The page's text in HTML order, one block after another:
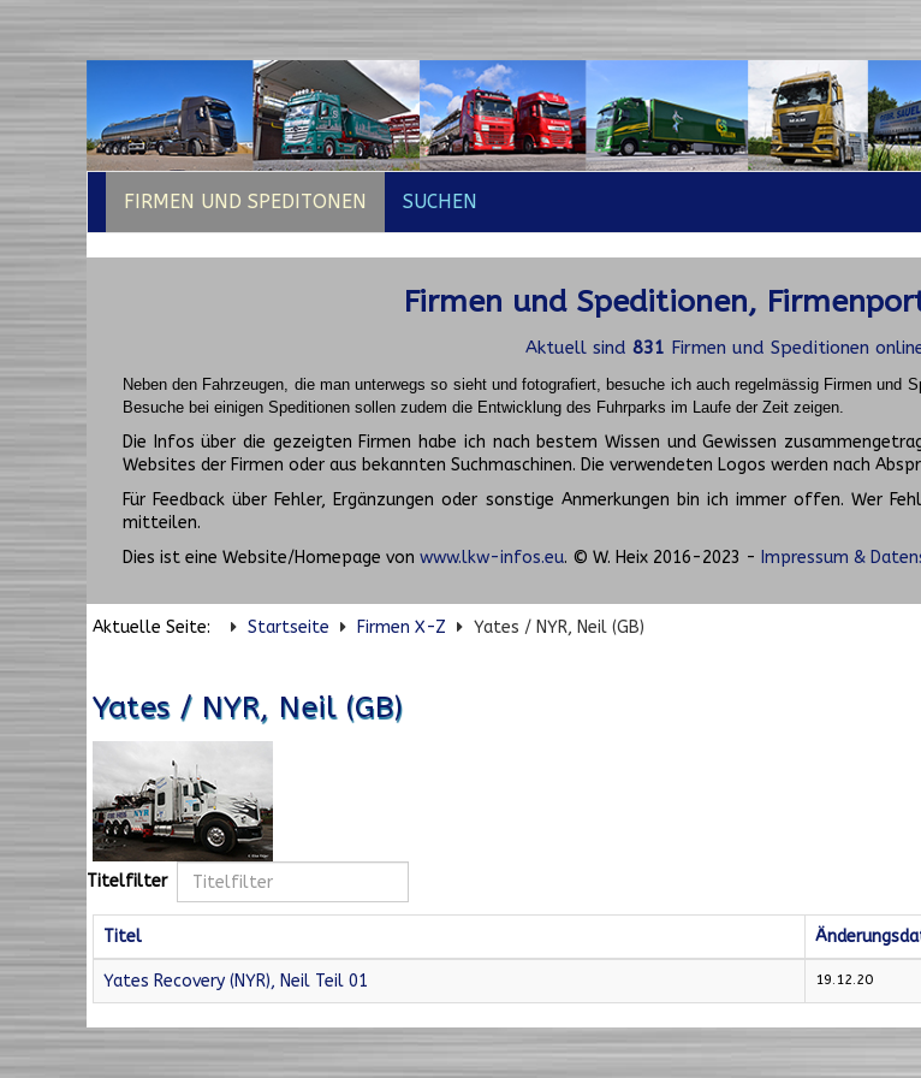
FIRMEN UND SPEDITONEN SUCHEN
Firmen und Speditionen,
Aktuell sind 831 Firmen und Speditionen
Neben den Fahrzeugen, die man unterwegs so sieht und fotografiert, besuche ich auch regelmässig Firmen und
Besuche bei einigen Speditionen sollen zudem die Entwicklung des Fuhrparks im Laufe der Zeit zeigen.
Die Infos über die gezeigten Firmen habe ich nach bestem Wissen und Gewissen
Websites der Firmen oder aus bekannten Suchmaschinen. Die verwendeten Logos werden nach
Für Feedback über Fehler, Ergänzungen oder sonstige Anmerkungen bin ich immer offen. Wer
mitteilen.
Dies ist eine Website/Homepage von www.lkw-infos.eu. © W. Heix 2016-2023 - Impressum &
Aktuelle Seite: Startseite Firmen X-Z Yates / NYR, Neil (GB)
Yates / NYR, Neil (GB)
Titelfilter
Titel
Yates Recovery (NYR), Neil Teil 01 19.12.20